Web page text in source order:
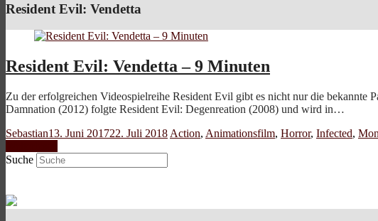
Resident Evil: Vendetta
Resident Evil: Vendetta – 9 Minuten
Zu der erfolgreichen Videospielreihe Resident Evil gibt es nicht nur die
Damnation (2012) folgte Resident Evil: Degenreation (2008) und wird in…
Sebastian13. Juni 201722. Juli 2018 Action, Animationsfilm, Horror, Infected,
Suche